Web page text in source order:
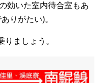
効いた室内待合室もあ
りがたい)。
ましょう。